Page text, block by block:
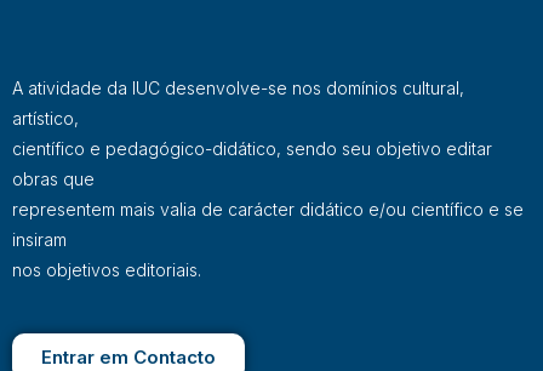
A atividade da IUC desenvolve-se nos domínios cultural,
artístico,
científico e pedagógico-didático, sendo seu objetivo editar
obras que
representem mais valia de carácter didático e/ou científico e se
insiram
nos objetivos editoriais.
Entrar em Contacto